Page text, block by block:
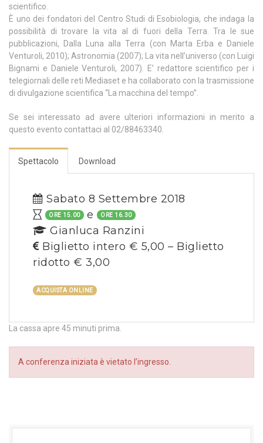
scientifico.
È uno dei fondatori del Centro Studi di Esobiologia, che indaga la
possibilità di trovare la vita al di fuori della Terra. Tra le sue
pubblicazioni, Dalla Luna alla Terra (con Marta Erba e Daniele
Venturoli, 2010); Astronomia (2007); La vita nell’universo (con Luigi
Bignami e Daniele Venturoli, 2007). E’ redattore scientifico per i
telegiornali delle reti Mediaset e ha collaborato con la trasmissione
di divulgazione scientifica “La macchina del tempo”.
Se sei interessato ad avere ulteriori informazioni in merito a
questo evento contattaci al 02/88463340.
Spettacolo Download
Sabato 8 Settembre 2018
ORE 15.00 e ORE 16.30
Gianluca Ranzini
Biglietto intero € 5,00 – Biglietto
ridotto € 3,00
ACQUISTA ONLINE
La cassa apre 45 minuti prima.
A conferenza iniziata è vietato l’ingresso.